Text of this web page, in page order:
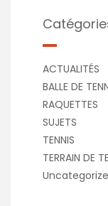
ACTUALITÉS
BALLE DE
RAQUETTES
SUJETS
TENNIS
TERRAIN DE